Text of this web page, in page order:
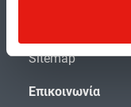
Εντύπωμα
Sitemap
Επικοινωνία